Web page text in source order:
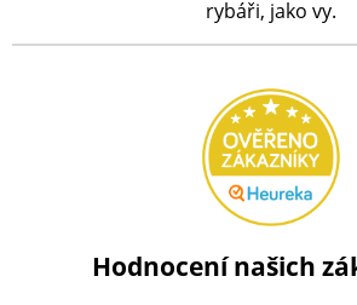
rybáři, jako vy.
Hodnocení našich